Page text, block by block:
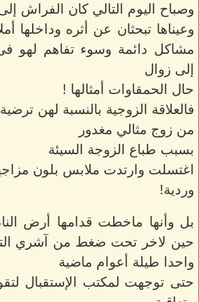
وصباح اليوم التالي كان الفراش
وعيناها تبحثان عن أثره وداخلها
مشاكل دائمة وسوء تفاهم لهو
إلى زوال
حال الحمقاوات أمثالها !
فالعلاقة الزوجية بالنسبة لهن ترضية
من زوج مثالي مغدور
بسبب طباع الزوجة السيئة
اغتسلت وارتدت ملابس بلون
وردية!
بل وأنها ماخطت قدامها أرض
حين لاخر تحت ضغط من آشري
واحدا طيلة أعوام ماضية
حتى توجهت لمكتب الإستقبال